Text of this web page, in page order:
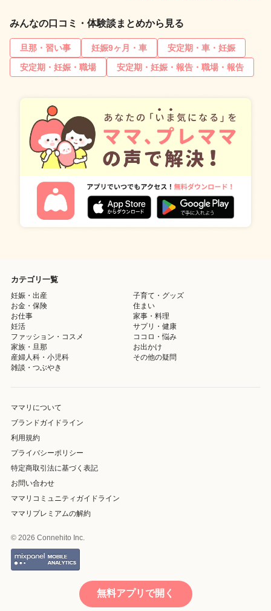
みんなの口コミ・体験談まとめから見る
旦那・習い事 妊娠9ヶ月・車
安定期・車・妊娠
安定期・妊娠・職場
安定期・妊娠・報告・職場・報告
カテゴリ一覧
妊娠・出産
子育て・グッズ
お金・保険
住まい
お仕事
家事・料理
妊活
サプリ・健康
ファッション・コスメ
ココロ・悩み
家族・旦那
お出かけ
産婦人科・小児科
その他の疑問
雑談・つぶやき
ママリについて
ブランドガイドライン
利用規約
プライバシーポリシー
特定商取引法に基づく表記
お問い合わせ
ママリコミュニティガイドライン
ママリプレミアムの解約
© 2026 Connehito Inc.
無料アプリで開く